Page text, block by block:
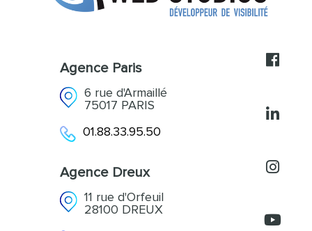
Agence Paris
6 rue d'Armaillé
75017 PARIS
01.88.33.95.50
Agence Dreux
11 rue d'Orfeuil
28100 DREUX
Accompagnement